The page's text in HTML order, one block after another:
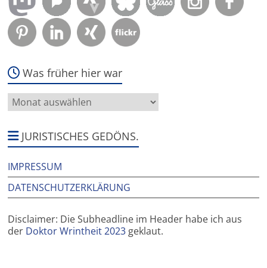
Was früher hier war
Was
früher
warJURISTISCHES GEDÖNS.
IMPRESSUM
DATENSCHUTZERKLÄRUNG
Disclaimer: Die Subheadline im Header habe ich aus
der Doktor Wrintheit 2023 geklaut.